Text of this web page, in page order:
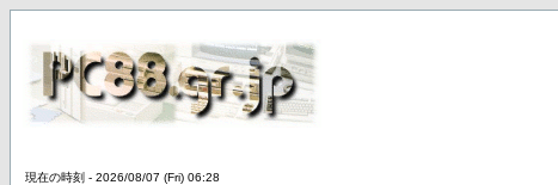
現在の時刻 - 2026/08/07 (Fri) 06:28